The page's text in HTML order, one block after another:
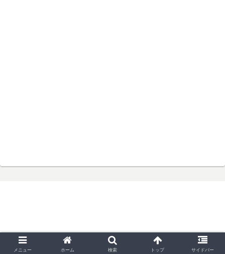
© 2006 ブレ５５のアメ車奮闘記.
メニュー ホーム 検索 トップ サイドバー